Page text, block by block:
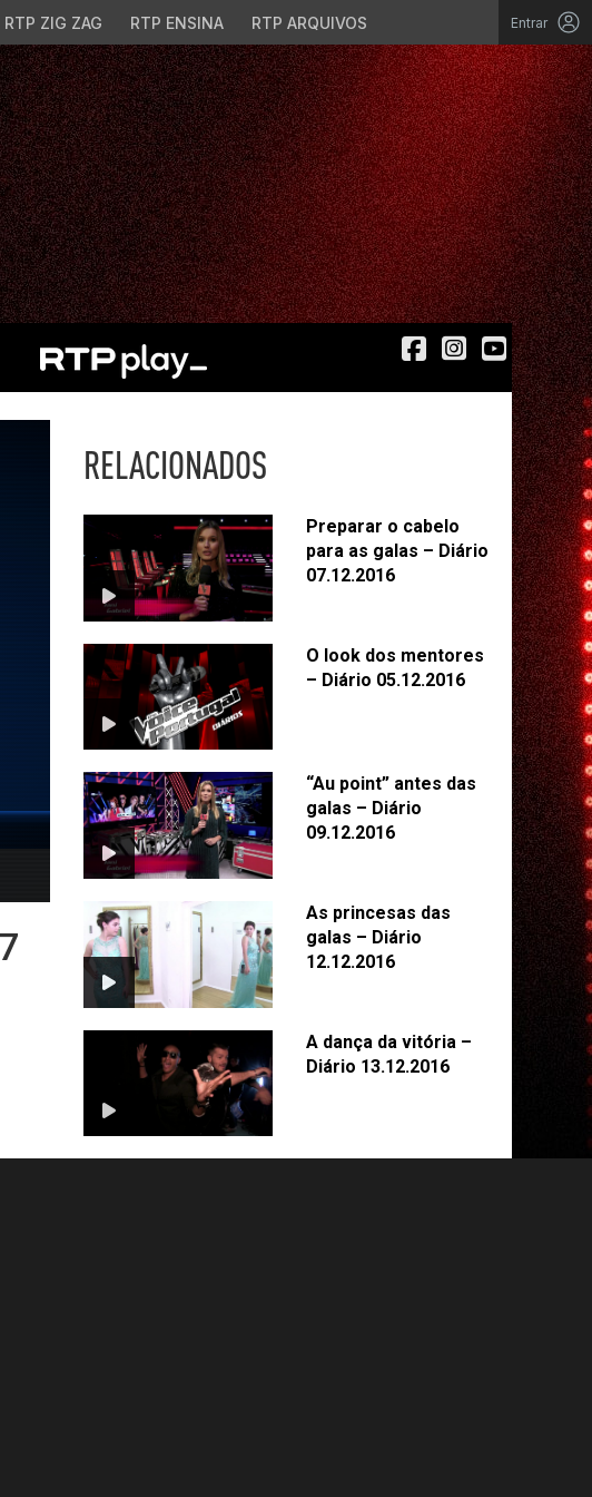
RTP ZIG ZAG RTP ENSINA RTP ARQUIVOS Entrar
RELACIONADOS
Preparar o cabelo
para as galas – Diário
07.12.2016
O look dos mentores
– Diário 05.12.2016
“Au point” antes das
galas – Diário
09.12.2016
As princesas das
galas – Diário
12.12.2016
A dança da vitória –
Diário 13.12.2016